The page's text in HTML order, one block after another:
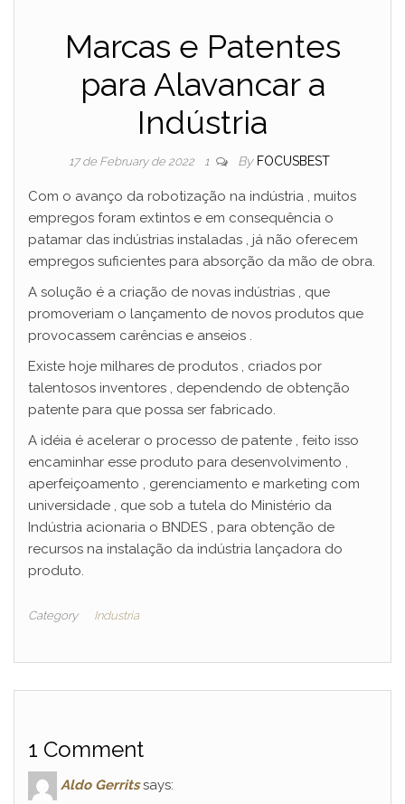
Marcas e Patentes
para Alavancar a
Indústria
17 de February de 2022 1 By FOCUSBEST
Com o avanço da robotização na indústria , muitos
empregos foram extintos e em consequência o
patamar das indústrias instaladas , já não oferecem
empregos suficientes para absorção da mão de obra.
A solução é a criação de novas indústrias , que
promoveriam o lançamento de novos produtos que
provocassem carências e anseios .
Existe hoje milhares de produtos , criados por
talentosos inventores , dependendo de obtenção
patente para que possa ser fabricado.
A idéia é acelerar o processo de patente , feito isso
encaminhar esse produto para desenvolvimento ,
aperfeiçoamento , gerenciamento e marketing com
universidade , que sob a tutela do Ministério da
Indústria acionaria o BNDES , para obtenção de
recursos na instalação da indústria lançadora do
produto.
Category Industria
1 Comment
Aldo Gerrits says: